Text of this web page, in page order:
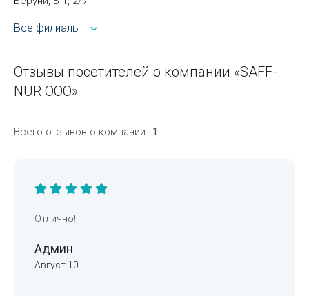
Все филиалы
Отзывы посетителей о компании «SAFF-
NUR ООО»
Всего отзывов о компании 1
Отлично!
Админ
Август 10